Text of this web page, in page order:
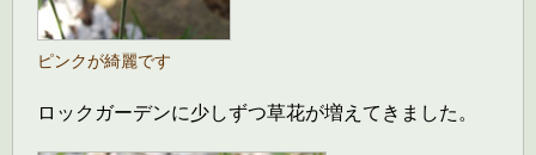
ピンクが綺麗です
ロックガーデンに少しずつ草花が増えてきました。